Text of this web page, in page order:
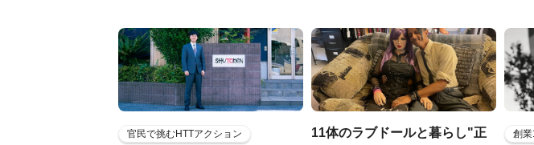
官民で挑むHTTアクション
11体のラブドールと暮らし"正
創